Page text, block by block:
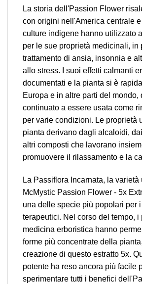
La storia dell'Passion Flower
con origini nell'America centrale
culture indigene hanno utilizzato
per le sue proprietà medicinali, in
trattamento di ansia, insonnia e
allo stress. I suoi effetti calmanti
documentati e la pianta si è
Europa e in altre parti del mondo,
continuato a essere usata come
per varie condizioni. Le proprietà
pianta derivano dagli alcaloidi,
altri composti che lavorano
promuovere il rilassamento e la
La Passiflora Incarnata, la varietà
McMystic Passion Flower - 5x
una delle specie più popolari per
terapeutici. Nel corso del tempo, i
medicina erboristica hanno
forme più concentrate della
creazione di questo estratto 5x.
potente ha reso ancora più facile
sperimentare tutti i benefici